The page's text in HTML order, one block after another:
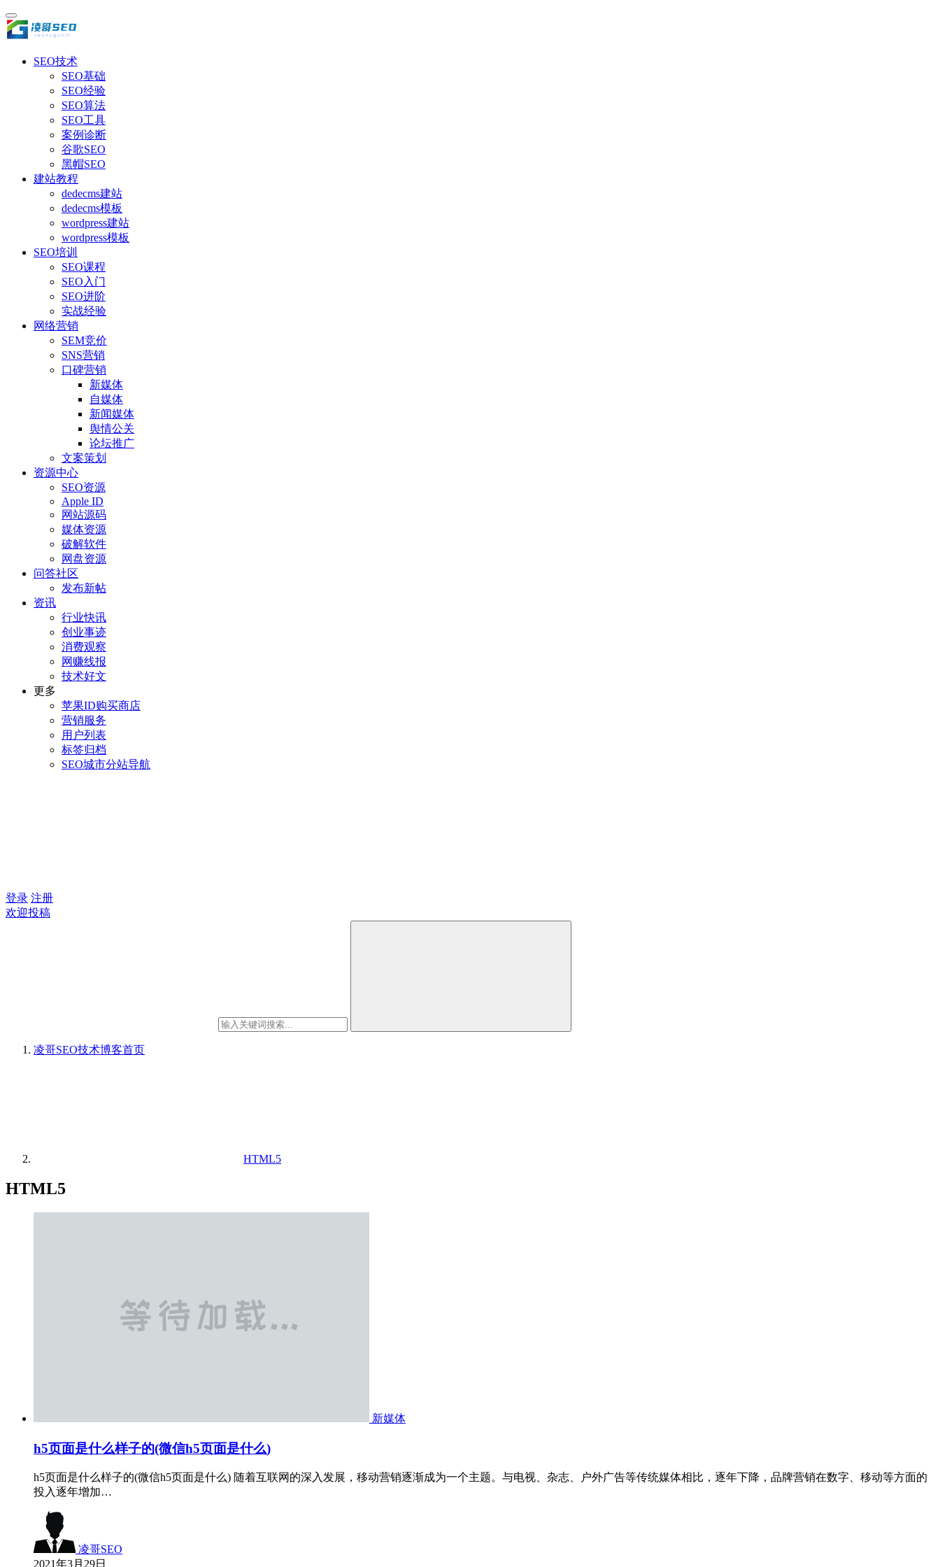
SEO技术
SEO基础
SEO经验
SEO算法
SEO工具
案例诊断
谷歌SEO
黑帽SEO
建站教程
dedecms建站
dedecms模板
wordpress建站
wordpress模板
SEO培训
SEO课程
SEO入门
SEO进阶
实战经验
网络营销
SEM竞价
SNS营销
口碑营销
新媒体
自媒体
新闻媒体
舆情公关
论坛推广
文案策划
资源中心
SEO资源
Apple ID
网站源码
媒体资源
破解软件
网盘资源
问答社区
发布新帖
资讯
行业快讯
创业事迹
消费观察
网赚线报
技术好文
更多
苹果ID购买商店
营销服务
用户列表
标签归档
SEO城市分站导航
登录 注册
欢迎投稿
凌哥SEO技术博客首页
HTML5
HTML5
新媒体
h5页面是什么样子的(微信h5页面是什么)
h5页面是什么样子的(微信h5页面是什么) 随着互联网的深入发展，移动营销逐渐成为一个主题。与电视、杂志、户外广告等传统媒体相比，逐年下降，品牌营销在数字、移动等方面的
投入逐年增加…
凌哥SEO
2021年3月29日